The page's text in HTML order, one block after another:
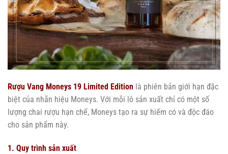
Rượu Vang Moneys 19 Limited Edition là phiên bản giới hạn đặc
biệt của nhãn hiệu Moneys. Với mỗi lô sản xuất chỉ có một số
lượng chai rượu hạn chế, Moneys tạo ra sự hiếm có và độc đáo
cho sản phẩm này.
1. Quy trình sản xuất